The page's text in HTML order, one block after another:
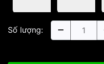
Số lượng: